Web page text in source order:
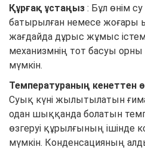
Құрғақ ұстаңыз : Бұл өнім
батырылған немесе жоғары
жағдайда дұрыс жұмыс
механизмнің тот басуы орны
мүмкін.
Температураның кенеттен
Суық күні жылытылатын
одан шыққанда болатын
өзгеруі құрылғының ішінде
мүмкін. Конденсацияның